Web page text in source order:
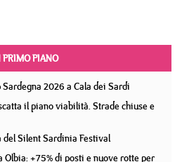
PIANO
2026 a Cala dei Sardi
il piano viabilità. Strade chiuse e
del Silent Sardinia Festival
+75% di posti e nuove rotte per